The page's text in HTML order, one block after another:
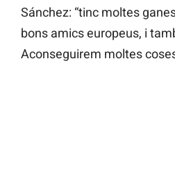
Sánchez: “tinc moltes
bons amics europeus, i
Aconseguirem moltes